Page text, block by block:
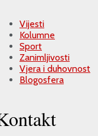
Vijesti
Kolumne
Sport
Zanimljivosti
Vjera i duhovnost
Blogosfera